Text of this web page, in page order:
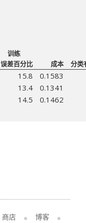
训练
误差百分比 成本 分类
15.8
0.1583
13.4
0.1341
14.5 0.1462
商店
博客